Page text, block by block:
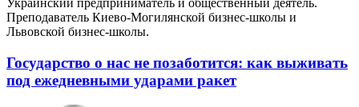
Украинский предприниматель и общественный деятель.
Преподаватель Киево-Могилянской бизнес-школы и
Львовской бизнес-школы.
Государство о нас не позаботится: как выживать
под ежедневными ударами ракет